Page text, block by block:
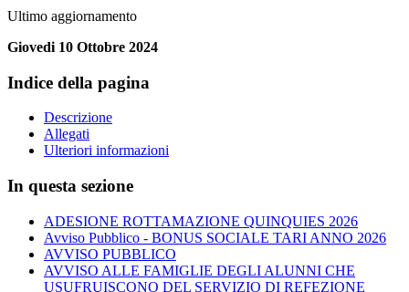
Ultimo aggiornamento
Giovedi 10 Ottobre 2024
Indice della pagina
Descrizione
Allegati
Ulteriori informazioni
In questa sezione
ADESIONE ROTTAMAZIONE QUINQUIES 2026
Avviso Pubblico - BONUS SOCIALE TARI ANNO 2026
AVVISO PUBBLICO
AVVISO ALLE FAMIGLIE DEGLI ALUNNI CHE
USUFRUISCONO DEL SERVIZIO DI REFEZIONE